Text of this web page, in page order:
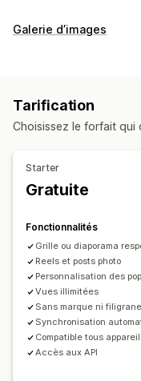
Types de contenus
Nombre d’avis
Mises en page
Suivi de l’engagement
Galerie d’images
Grille
Ligne Carrousel
Multilingue
Tarification
Choisissez le forfait qui
Starter
Gratuite
Fonctionnalités
Grille ou diaporama
Reels et posts photo
Personnalisation des
Vues illimitées
Sans marque ni filigrane
Synchronisation
Compatible tous
Accès aux API